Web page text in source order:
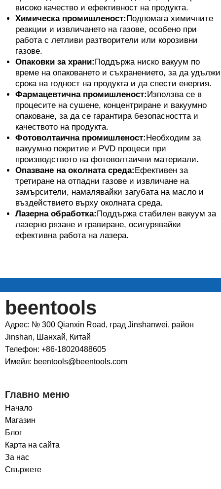
високо качество и ефективност на продукта.
Химическа промишленост:Подпомага химичните
реакции и извличането на газове, особено при
работа с летливи разтворители или корозивни
газове.
Опаковки за храни:Поддържа ниско вакуум по
време на опаковането и съхранението, за да удължи
срока на годност на продукта и да спести енергия.
Фармацевтична промишленост:Използва се в
процесите на сушене, концентриране и вакуумно
опаковане, за да се гарантира безопасността и
качеството на продукта.
Фотоволтаична промишленост:Необходим за
вакуумно покритие и PVD процеси при
производството на фотоволтаични материали.
Опазване на околната среда:Ефективен за
третиране на отпадни газове и извличане на
замърсители, намалявайки загубата на масло и
въздействието върху околната среда.
Лазерна обработка:Поддържа стабилен вакуум за
лазерно рязане и гравиране, осигурявайки
ефективна работа на лазера.
beentools
Адрес: № 300 Qianxin Road, град Jinshanwei, район
Jinshan, Шанхай, Китай
Телефон: +86-18020488605
Имейл: beentools@beentools.com
Главно меню
Начало
Магазин
Блог
Карта на сайта
За нас
Свържете